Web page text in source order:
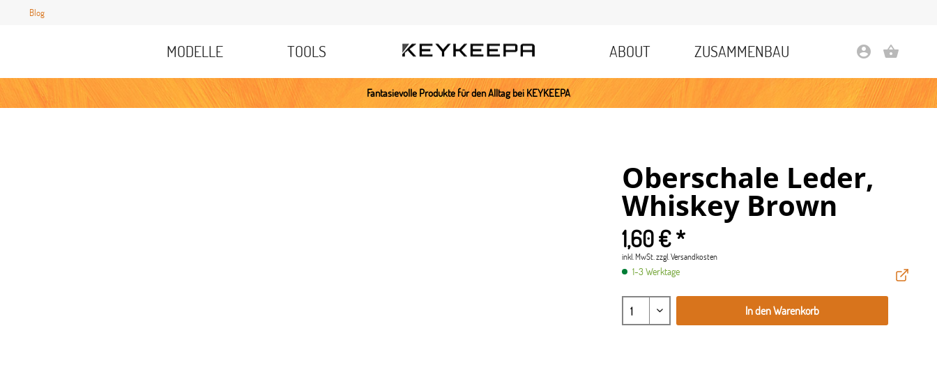
Blog
MODELLE TOOLS ABOUT ZUSAMMENBAU account_circle shopping_basket
Fantasievolle Produkte für den Alltag bei KEYKEEPA
Oberschale Leder,
Whiskey Brown
1,60 € *
inkl. MwSt.zzgl. Versandkosten
1-3 Werktage
In den Warenkorb